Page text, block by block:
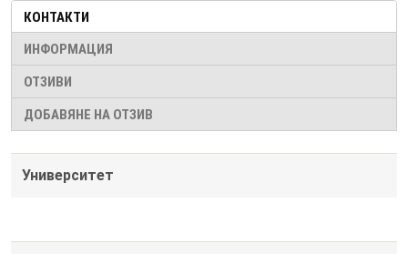
КОНТАКТИ
ИНФОРМАЦИЯ
ОТЗИВИ
ДОБАВЯНЕ НА ОТЗИВ
Университет